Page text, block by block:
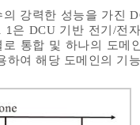
강력한 성능을 가진
1 은 DCU 기반 전기/전
통합 및 하나의 도메
하여 해당 도메인의 기